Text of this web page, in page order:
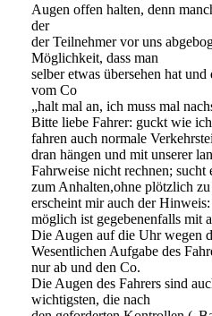
Augen offen halten, denn
der
der Teilnehmer vor uns
Möglichkeit, dass man
selber etwas übersehen hat
vom Co
„halt mal an, ich muss mal
Bitte liebe Fahrer: guckt wie
fahren auch normale
dran hängen und mit unserer
Fahrweise nicht rechnen; sucht
zum Anhalten,ohne plötzlich
erscheint mir auch der
möglich ist gegebenenfalls mit
Die Augen auf die Uhr wegen
Wesentlichen Aufgabe des
nur ab und den Co.
Die Augen des Fahrers sind
wichtigsten, die nach